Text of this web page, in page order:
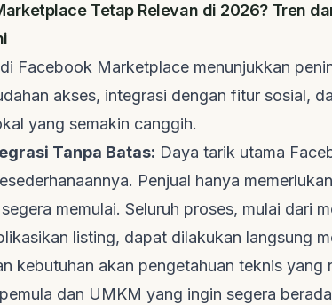
Tetap Relevan di 2026? Tren
Facebook Marketplace menunjukkan
akses, integrasi dengan fitur sosial,
yang semakin canggih.
Tanpa Batas: Daya tarik utama
Penjual hanya
memulai. Seluruh proses, mulai dari
listing, dapat dilakukan langsung
kebutuhan akan pengetahuan teknis yang
dan UMKM yang ingin segera